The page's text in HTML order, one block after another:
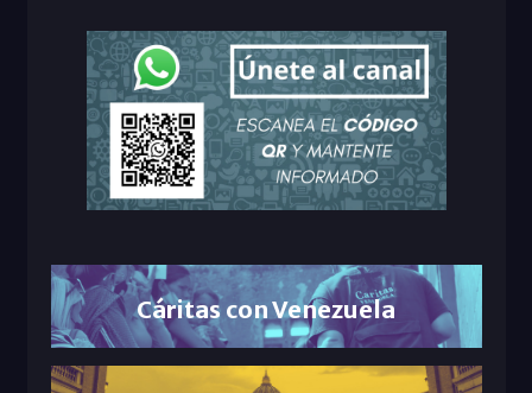
Cáritas con Venezuela